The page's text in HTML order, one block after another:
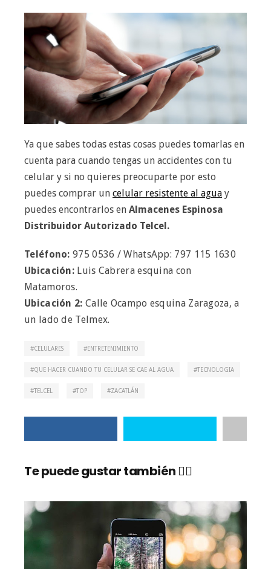
Ya que sabes todas estas cosas puedes tomarlas en
cuenta para cuando tengas un accidentes con tu
celular y si no quieres preocuparte por esto
puedes comprar un celular resistente al agua y
puedes encontrarlos en Almacenes Espinosa
Distribuidor Autorizado Telcel.
Teléfono: 975 0536 / WhatsApp: 797 115 1630
Ubicación: Luis Cabrera esquina con
Matamoros.
Ubicación 2: Calle Ocampo esquina Zaragoza, a
un lado de Telmex.
CELULARES ENTRETENIMIENTO
QUE HACER CUANDO TU CELULAR SE CAE AL AGUA TECNOLOGIA
TELCEL TOP ZACATLÁN
Te puede gustar también 👇🏼